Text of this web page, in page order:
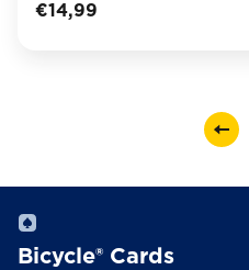
€14,99
Bicycle® Cards